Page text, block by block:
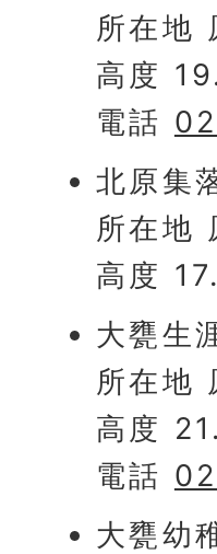
所在地
高度
電話
北原集
所在地
高度
大甕生
所在地
高度
電話
大甕幼